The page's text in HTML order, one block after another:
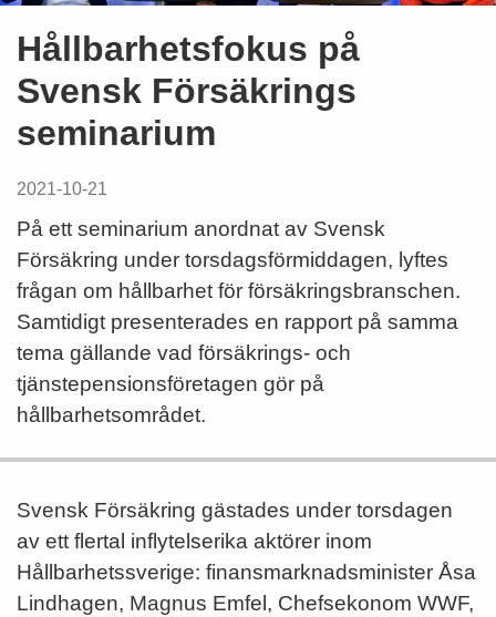
Hållbarhetsfokus på
Svensk Försäkrings
seminarium
2021-10-21
På ett seminarium anordnat av Svensk
Försäkring under torsdagsförmiddagen, lyftes
frågan om hållbarhet för försäkringsbranschen.
Samtidigt presenterades en rapport på samma
tema gällande vad försäkrings- och
tjänstepensionsföretagen gör på
hållbarhetsområdet.
Svensk Försäkring gästades under torsdagen
av ett flertal inflytelserika aktörer inom
Hållbarhetssverige: finansmarknadsminister Åsa
Lindhagen, Magnus Emfel, Chefsekonom WWF,